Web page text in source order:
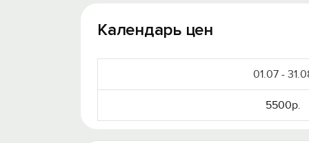
Календарь цен
01.07 -
5500р.